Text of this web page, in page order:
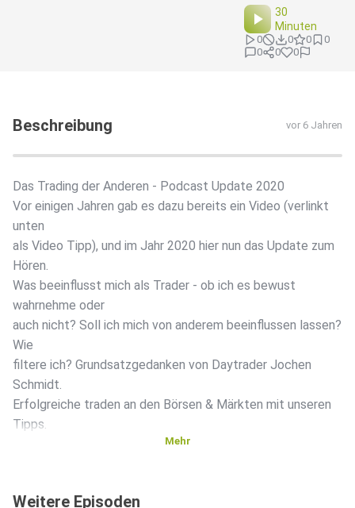
30
Minuten
0 0 0
0
0
0 0
Beschreibung vor 6 Jahren
Das Trading der Anderen - Podcast Update 2020
Vor einigen Jahren gab es dazu bereits ein Video (verlinkt
unten
als Video Tipp), und im Jahr 2020 hier nun das Update zum
Hören.
Was beeinflusst mich als Trader - ob ich es bewust
wahrnehme oder
auch nicht? Soll ich mich von anderem beeinflussen lassen?
Wie
filtere ich? Grundsatzgedanken von Daytrader Jochen
Schmidt.
Erfolgreiche traden an den Börsen & Märkten mit unseren
Tipps.
https://www.youtube.com/watch?v=HfBuP9818Ew&t=1s
Mehr
Weitere Episoden